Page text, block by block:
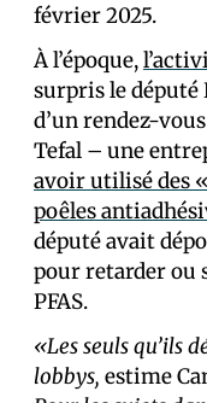
février 2025.
À l’époque,
surpris le député
d’un rendez-
Tefal – une
avoir utilisé des
poêles
député avait
pour retarder ou
PFAS.
«Les seuls qu’ils
lobbys, estime